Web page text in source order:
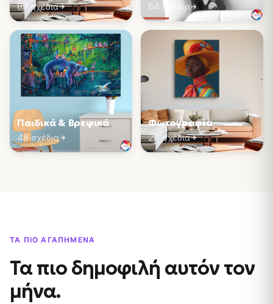
89 σχέδια 64 σχέδια
Παιδικά & Βρεφικά
48 σχέδια
Φωτογραφία
20 σχέδια
ΤΑ ΠΙΟ ΑΓΑΠΗΜΈΝΑ
Τα πιο δημοφιλή αυτόν τον
μήνα.